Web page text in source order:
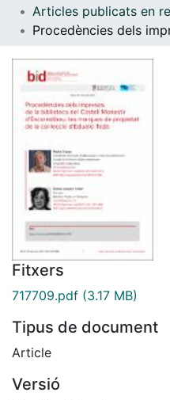
Fitxers
717709.pdf (3.17 MB)
Tipus de document
Article
Versió